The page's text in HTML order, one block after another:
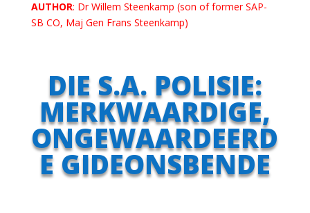
AUTHOR: Dr Willem Steenkamp (son of former SAP-
SB CO, Maj Gen Frans Steenkamp)
DIE S.A. POLISIE:
MERKWAARDIGE,
ONGEWAARDEERD
E GIDEONSBENDE